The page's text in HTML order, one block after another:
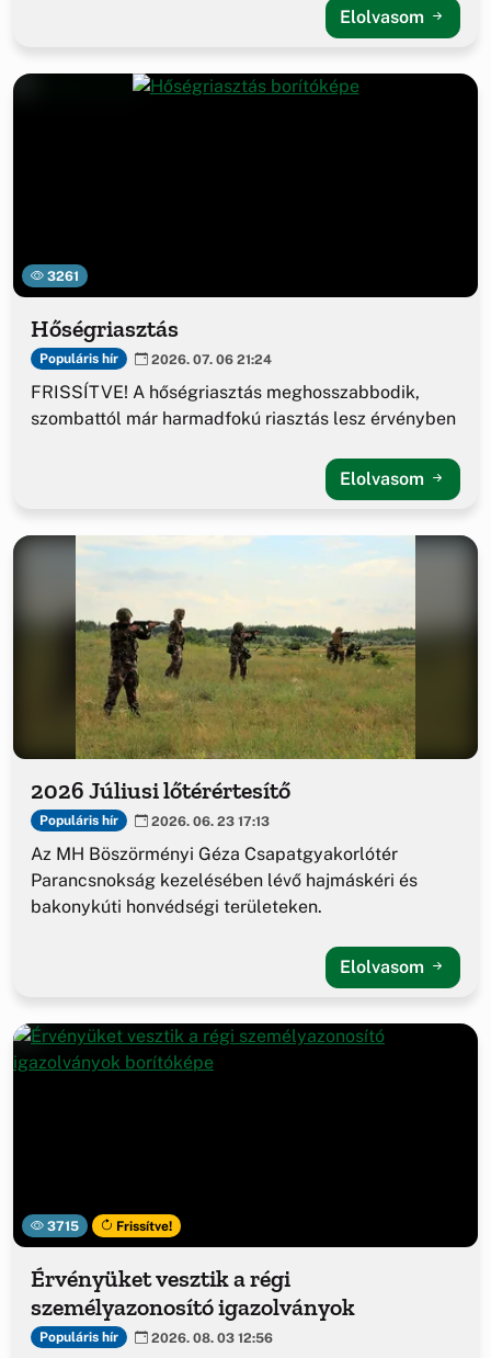
Elolvasom
3261
Hőségriasztás
Populáris hír 2026. 07. 06 21:24
FRISSÍTVE! A hőségriasztás meghosszabbodik,
szombattól már harmadfokú riasztás lesz érvényben
Elolvasom
2026 Júliusi lőtérértesítő
Populáris hír 2026. 06. 23 17:13
Az MH Böszörményi Géza Csapatgyakorlótér
Parancsnokság kezelésében lévő hajmáskéri és
bakonykúti honvédségi területeken.
Elolvasom
3715 Frissítve!
Érvényüket vesztik a régi
személyazonosító igazolványok
Populáris hír 2026. 08. 03 12:56